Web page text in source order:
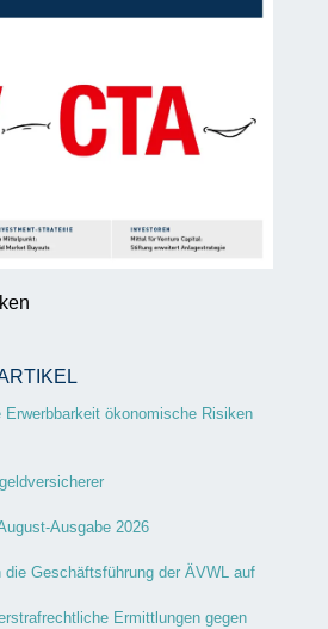
Erwerbbarkeit ökonomische Risiken
Ausgabe 2026
die Geschäftsführung der ÄVWL auf
Ermittlungen gegen